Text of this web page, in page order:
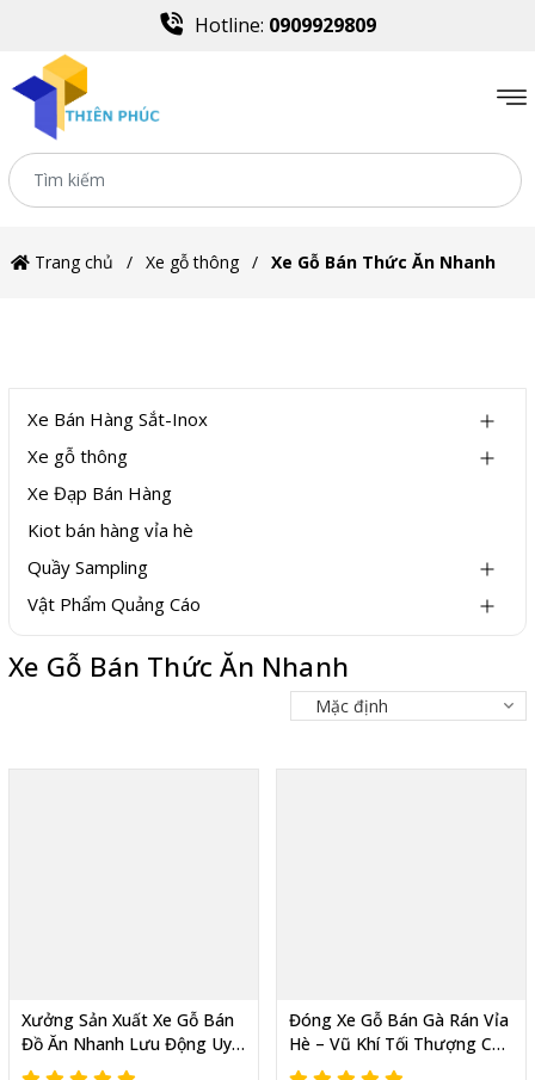
Hotline: 0909929809
Trang chủ Xe gỗ thông Xe Gỗ Bán Thức Ăn Nhanh
Xe Bán Hàng Sắt-Inox
Xe gỗ thông
Xe Đạp Bán Hàng
Kiot bán hàng vỉa hè
Quầy Sampling
Vật Phẩm Quảng Cáo
Xe Gỗ Bán Thức Ăn Nhanh
Xưởng Sản Xuất Xe Gỗ Bán
Đồ Ăn Nhanh Lưu Động Uy
Tín Tại TPHCM, Giá rẻ
Đóng Xe Gỗ Bán Gà Rán Vỉa
Hè – Vũ Khí Tối Thượng Của
Dân Bán Đồ Ăn Vặt